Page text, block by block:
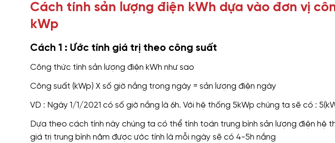
Cách tính sản lượng điện kWh dựa vào đơn vị
kWp
Cách 1 : Ước tính giá trị theo công suất
Công thức tính sản lượng điện kWh như sao
Công suất (kWp) X số giờ nắng trong ngày = sản lượng điện ngày
VD : Ngày 1/1/2021 có số giờ nắng là 6h. Với hệ thống 5kWp chúng ta sẽ có :
Dựa theo cách tính này chúng ta có thể tính toán trung bình sản lượng điện hệ
giá trị trung bình năm được ước tính là mỗi ngày sẽ có 4-5h nắng